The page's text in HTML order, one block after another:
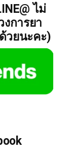
ไม่
การยา
วยนะคะ)